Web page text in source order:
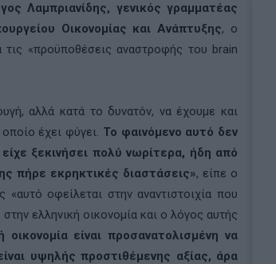
Λαμπριανίδης, γενικός γραμματέας
Οικονομίας και Ανάπτυξης, ο
τις «προϋποθέσεις αναστροφής του brain
αλλά κατά το δυνατόν, να έχουμε και
έχει φύγει. Το φαινόμενο αυτό δεν
ξεκινήσει πολύ νωρίτερα, ήδη από
πήρε εκρηκτικές διαστάσεις», είπε ο
οφείλεται στην αναντιστοιχία που
ελληνική οικονομία και ο λόγος αυτής
είναι προσανατολισμένη να
υψηλής προστιθέμενης αξίας, άρα